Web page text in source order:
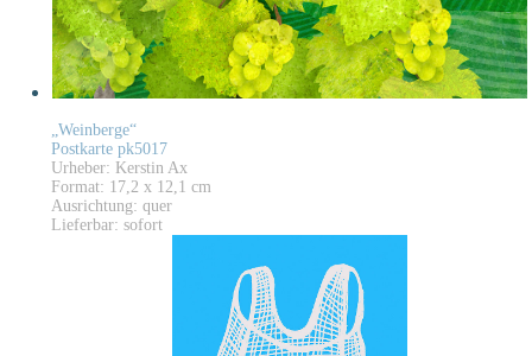
„Weinberge“
Postkarte pk5017
Urheber: Kerstin Ax
Format: 17,2 x 12,1 cm
Ausrichtung: quer
Lieferbar: sofort